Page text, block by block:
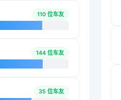
110 位车友
144 位车友
35 位车友